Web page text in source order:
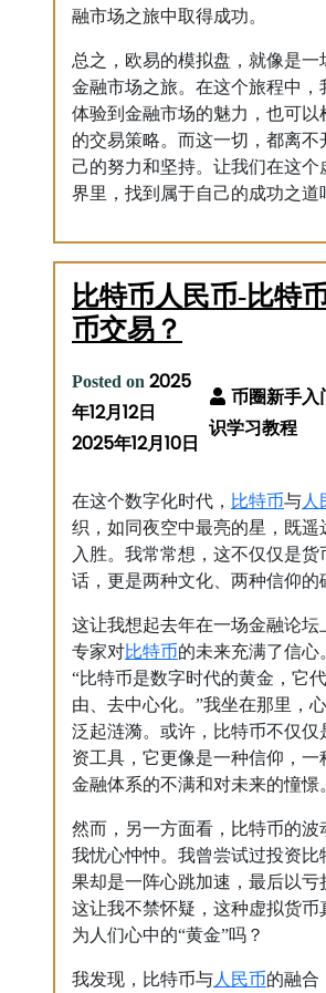
融市场之旅中取得成功。
总之，欧易的模拟盘，就像是一
金融市场之旅。在这个旅程中，
体验到金融市场的魅力，也可以
的交易策略。而这一切，都离不
己的努力和坚持。让我们在这个
界里，找到属于自己的成功之道
比特币人民币-比特
币交易？
Posted on 2025
年12月12日
2025年12月10日
在这个数字化时代， 比特币与人
织，如同夜空中最亮的星，既遥
入胜。我常常想，这不仅仅是货
话，更是两种文化、两种信仰的
这让我想起去年在一场金融论坛
专家对比特币的未来充满了信心
“比特币是数字时代的黄金，它
由、去中心化。”我坐在那里，
泛起涟漪。或许，比特币不仅仅
资工具，它更像是一种信仰，一
金融体系的不满和对未来的憧憬
然而，另一方面看，比特币的波
我忧心忡忡。我曾尝试过投资比
果却是一阵心跳加速，最后以亏
这让我不禁怀疑，这种虚拟货币
为人们心中的“黄金”吗？
我发现，比特币与人民币的融合